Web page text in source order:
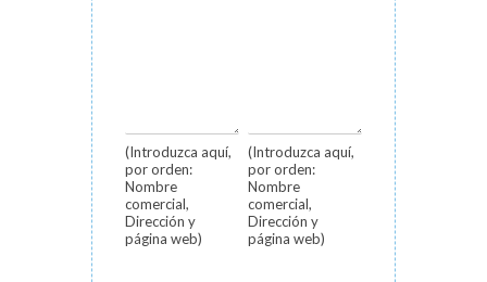
(Introduzca aquí,
por orden:
Nombre
comercial,
Dirección y
página web)
(Introduzca aquí,
por orden:
Nombre
comercial,
Dirección y
página web)